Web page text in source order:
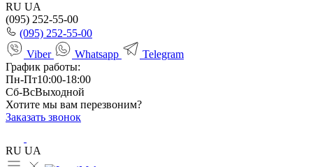
RU UA
(095) 252-55-00
(095) 252-55-00
Viber
Whatsapp
Telegram
График работы:
Пн-Пт10:00-18:00
Сб-ВсВыходной
Хотите мы вам перезвоним?
Заказать звонок
RU UA